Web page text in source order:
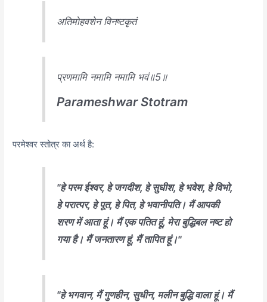
अतिमोहवशेन विनष्टकृतं
प्रणमामि नमामि नमामि भवं॥5॥
Parameshwar Stotram
परमेश्वर स्तोत्र का अर्थ है:
"हे परम ईश्वर, हे जगदीश, हे सुधीश, हे भवेश, हे विभो,
हे परात्पर, हे पूत, हे पित, हे भवानीपति। मैं आपकी
शरण में आता हूं। मैं एक पतित हूं, मेरा बुद्धिबल नष्ट हो
गया है। मैं जनतारण हूं, मैं तापित हूं।"
"हे भगवान, मैं गुणहीन, सुधीन, मलीन बुद्धि वाला हूं। मैं